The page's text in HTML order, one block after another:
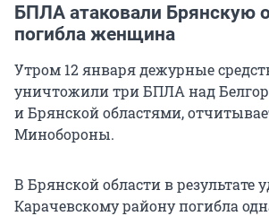
БПЛА атаковали Брянскую
погибла женщина
Утром 12 января дежурные
уничтожили три БПЛА над
и Брянской областями,
Минобороны.
В Брянской области в результате
Карачевскому району погибла